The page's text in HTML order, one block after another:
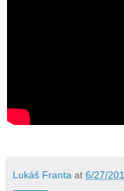
Lukáš Franta at 6/27/